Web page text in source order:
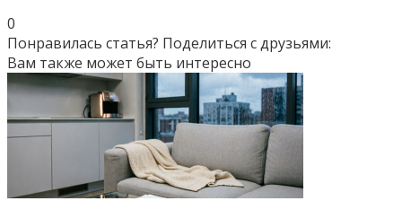
0
Понравилась статья? Поделиться с друзьями:
Вам также может быть интересно